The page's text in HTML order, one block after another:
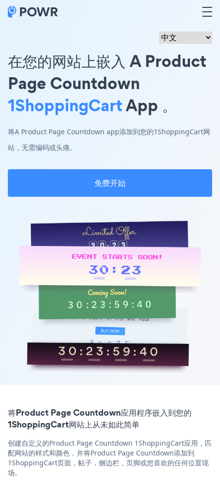
在您的网站上嵌入 A Product
Page Countdown
1ShoppingCartApp 。
将A Product Page Countdown app添加到您的1ShoppingCart网
站，无需编码或头痛。
免费开始
将Product Page Countdown应用程序嵌入到您的
1ShoppingCart网站上从未如此简单
创建自定义的Product Page Countdown 1ShoppingCart应用，匹
配网站的样式和颜色，并将Product Page Countdown添加到
1ShoppingCart页面，帖子，侧边栏，页脚或您喜欢的任何位置现
场。